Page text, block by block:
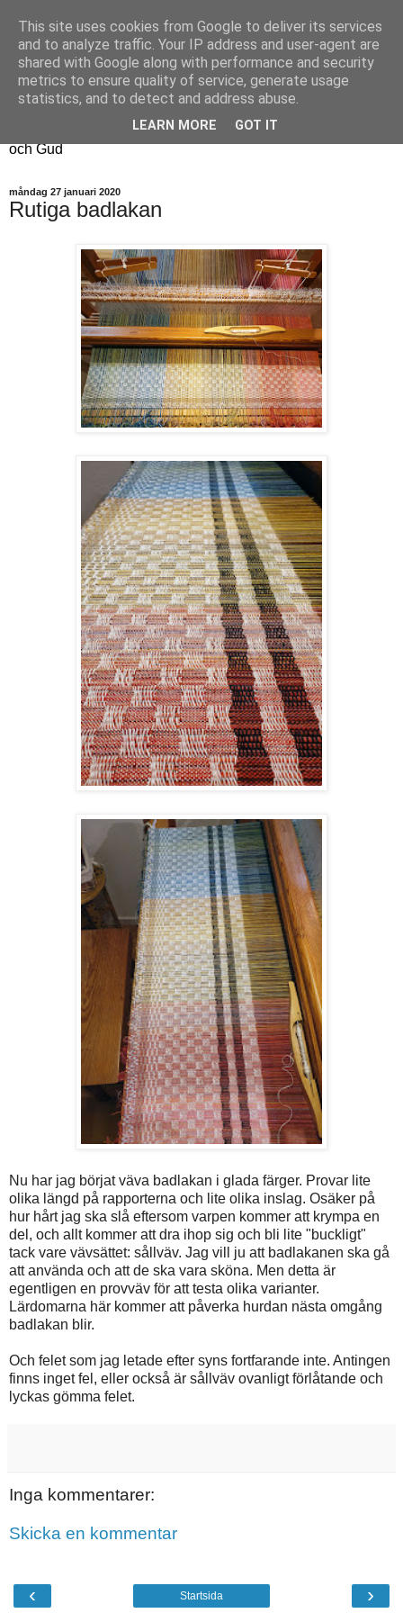
Fyren
Fyren finns för att sprida ljus i mörkret
För att påminna om guldkanterna i tillvaron
Här samsas jakt, hantverk, odling, och andra tankar om livet
och Gud
måndag 27 januari 2020
Rutiga badlakan
Nu har jag börjat väva badlakan i glada färger. Provar lite
olika längd på rapporterna och lite olika inslag. Osäker på
hur hårt jag ska slå eftersom varpen kommer att krympa en
del, och allt kommer att dra ihop sig och bli lite "buckligt"
tack vare vävsättet: sållväv. Jag vill ju att badlakanen ska gå
att använda och att de ska vara sköna. Men detta är
egentligen en provväv för att testa olika varianter.
Lärdomarna här kommer att påverka hurdan nästa omgång
badlakan blir.
Och felet som jag letade efter syns fortfarande inte. Antingen
finns inget fel, eller också är sållväv ovanligt förlåtande och
lyckas gömma felet.
Inga kommentarer:
Skicka en kommentar
‹ ›
Startsida
This site uses cookies from Google to deliver its services
and to analyze traffic. Your IP address and user-agent are
shared with Google along with performance and security
metrics to ensure quality of service, generate usage
statistics, and to detect and address abuse.
LEARN MORE GOT IT